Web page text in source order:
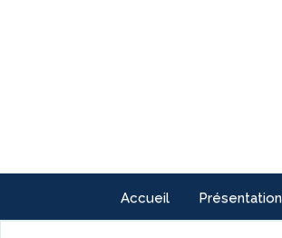
Accueil Présentation